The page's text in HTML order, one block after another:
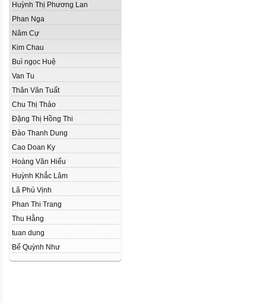
Huỳnh Thị Phương Lan
Phan Nga
Năm Cự
Kim Chau
Buì ngọc Huệ
Van Tu
Thân Văn Tuất
Chu Thị Thảo
Đặng Thị Hồng Thi
Đào Thanh Dung
Cao Doan Ky
Hoàng Văn Hiếu
Huỳnh Khắc Lâm
Lã Phú Vịnh
Phan Thi Trang
Thu Hằng
tuan dung
Bế Quỳnh Như